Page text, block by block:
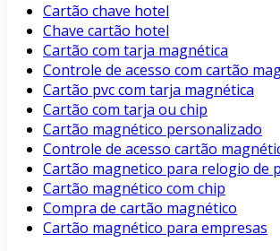
Cartão chave hotel
Chave cartão hotel
Cartão com tarja magnética
Controle de acesso com cartão
Cartão pvc com tarja magnética
Cartão com tarja ou chip
Cartão magnético personalizado
Controle de acesso cartão
Cartão magnetico para relogio de
Cartão magnético com chip
Compra de cartão magnético
Cartão magnético para empresas